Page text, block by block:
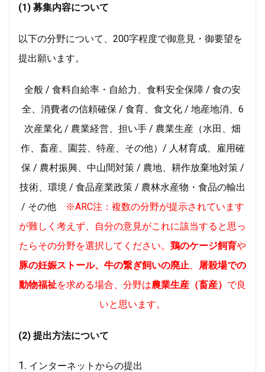
(1) 募集内容について
以下の分野について、200字程度で御意見・御要望を
提出願います。
全般 / 食料自給率・自給力、食料安全保障 / 食の安
全、消費者の信頼確保 / 食育、食文化 / 地産地消、6
次産業化 / 農業経営、担い手 / 農業生産（水田、畑
作、畜産、園芸、特産、その他）/ 人材育成、雇用確
保 / 農村振興、中山間対策 / 農地、耕作放棄地対策 /
技術、環境 / 食品産業政策 / 農林水産物・食品の輸出
/ その他
※ARC注：複数の分野が提示されています
が難しく考えず、自分の意見がこれに該当すると思っ
たらその分野を選択してください。 鶏のケージ飼育や
豚の妊娠ストール、牛の繋ぎ飼いの廃止、 屠殺場での
動物福祉を求める場合、分野は農業生産（畜産） で良
いと思います。
(2) 提出方法について
インターネットからの提出